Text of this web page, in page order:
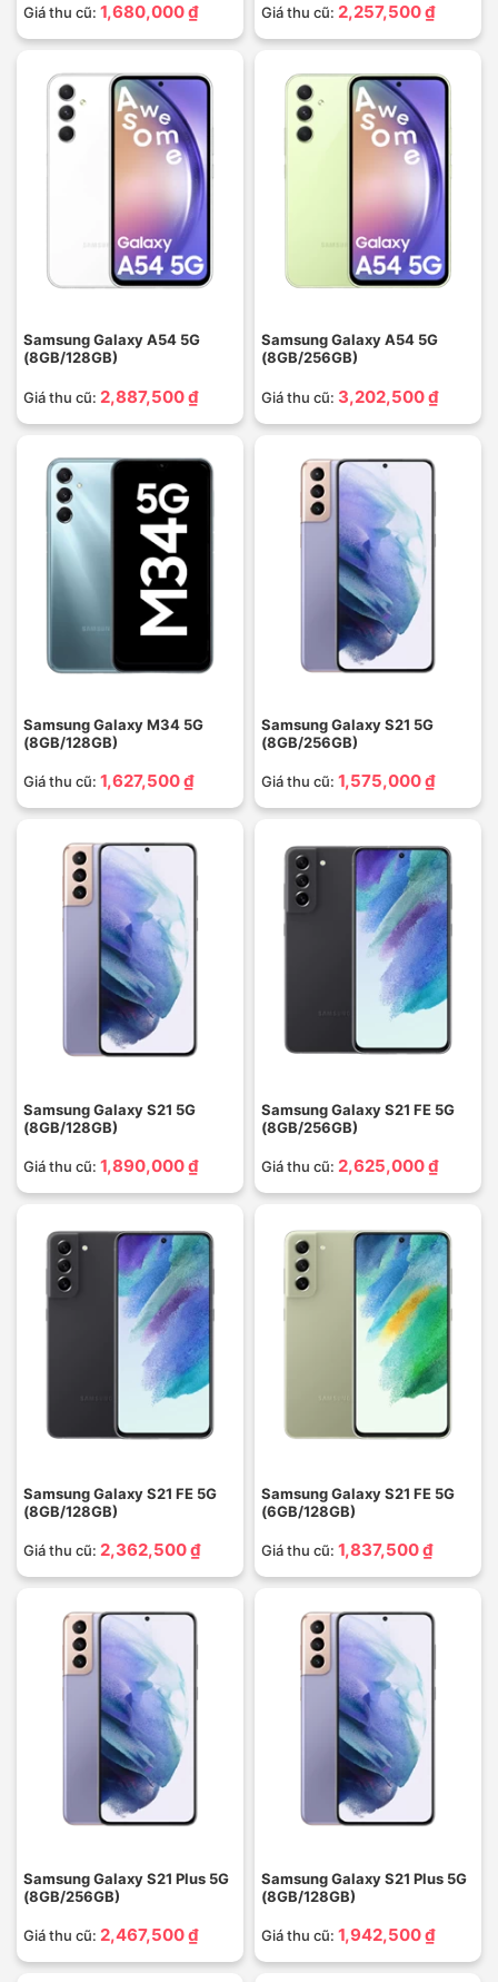
Giá thu cũ: 1,680,000 ₫ Giá thu cũ: 2,257,500 ₫
Samsung Galaxy A54 5G
(8GB/128GB)
Giá thu cũ: 2,887,500 ₫
Samsung Galaxy A54 5G
(8GB/256GB)
Giá thu cũ: 3,202,500 ₫
Samsung Galaxy M34 5G
(8GB/128GB)
Giá thu cũ: 1,627,500 ₫
Samsung Galaxy S21 5G
(8GB/256GB)
Giá thu cũ: 1,575,000 ₫
Samsung Galaxy S21 5G
(8GB/128GB)
Giá thu cũ: 1,890,000 ₫
Samsung Galaxy S21 FE 5G
(8GB/256GB)
Giá thu cũ: 2,625,000 ₫
Samsung Galaxy S21 FE 5G
(8GB/128GB)
Giá thu cũ: 2,362,500 ₫
Samsung Galaxy S21 FE 5G
(6GB/128GB)
Giá thu cũ: 1,837,500 ₫
Samsung Galaxy S21 Plus 5G
(8GB/256GB)
Giá thu cũ: 2,467,500 ₫
Samsung Galaxy S21 Plus 5G
(8GB/128GB)
Giá thu cũ: 1,942,500 ₫